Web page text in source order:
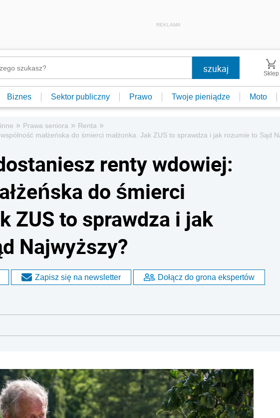
REKLAMA
Sklep
Biznes Sektor publiczny Prawo Twoje pieniądze Moto
» Prawa seniora » Renta »
małżeńska do śmierci małżonka. Jak ZUS to sprawdza i jak rozumie to Sąd
renty wdowiej:
do śmierci
ZUS to sprawdza i jak
Najwyższy?
Zapisz się na newsletter Dołącz do grona ekspertów